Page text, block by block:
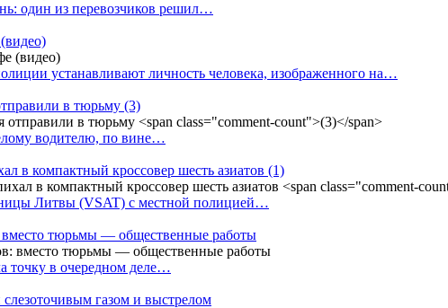
один из перевозчиков решил…
устанавливают личность человека, изображенного на…
в тюрьму (3)
водителю, по вине…
в компактный кроссовер шесть азиатов (1)
Литвы (VSAT) с местной полицией…
вместо тюрьмы — общественные работы
точку в очередном деле…
газом и выстрелом